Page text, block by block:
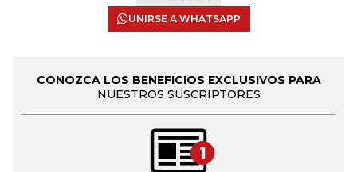
UNIRSE A WHATSAPP
CONOZCA LOS BENEFICIOS EXCLUSIVOS PARA
NUESTROS SUSCRIPTORES
1